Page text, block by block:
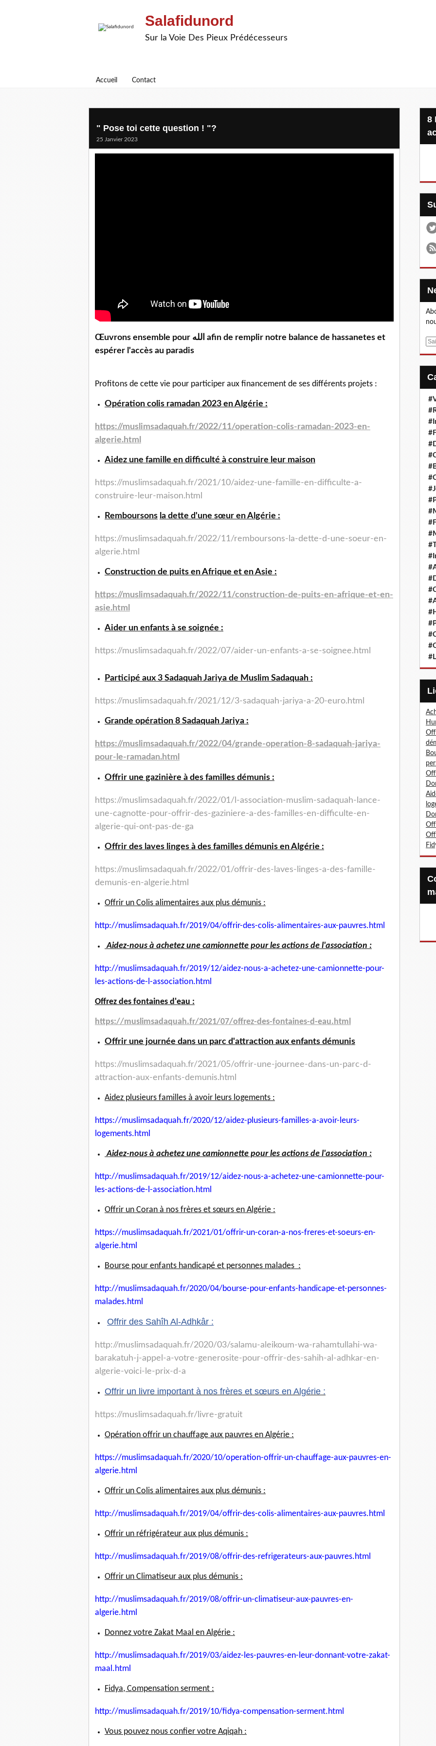
Salafidunord
Sur la Voie Des Pieux Prédécesseurs
Accueil Contact
" Pose toi cette question ! "?
25 Janvier 2023
Œuvrons ensemble pour الله afin de remplir notre balance de hassanetes et
espérer l'accès au paradis
Profitons de cette vie pour participer aux financement de ses différents projets :
Opération colis ramadan 2023 en Algérie :
https://muslimsadaquah.fr/2022/11/operation-colis-ramadan-2023-en-
algerie.html
Aidez une famille en difficulté à construire leur maison
https://muslimsadaquah.fr/2021/10/aidez-une-famille-en-difficulte-a-
construire-leur-maison.html
Remboursons la dette d'une sœur en Algérie :
https://muslimsadaquah.fr/2022/11/remboursons-la-dette-d-une-soeur-en-
algerie.html
Construction de puits en Afrique et en Asie :
https://muslimsadaquah.fr/2022/11/construction-de-puits-en-afrique-et-en-
asie.html
Aider un enfants à se soignée :
https://muslimsadaquah.fr/2022/07/aider-un-enfants-a-se-soignee.html
Participé aux 3 Sadaquah Jariya de Muslim Sadaquah :
https://muslimsadaquah.fr/2021/12/3-sadaquah-jariya-a-20-euro.html
Grande opération 8 Sadaquah Jariya :
https://muslimsadaquah.fr/2022/04/grande-operation-8-sadaquah-jariya-
pour-le-ramadan.html
Offrir une gazinière à des familles démunis :
https://muslimsadaquah.fr/2022/01/l-association-muslim-sadaquah-lance-
une-cagnotte-pour-offrir-des-gaziniere-a-des-familles-en-difficulte-en-
algerie-qui-ont-pas-de-ga
Offrir des laves linges à des familles démunis en Algérie :
https://muslimsadaquah.fr/2022/01/offrir-des-laves- linges-a-des-famille-
demunis-en-algerie.html
Offrir un Colis alimentaires aux plus démunis :
http://muslimsadaquah.fr/2019/04/offrir-des-colis-alimentaires-aux-pauvres.html
Aidez-nous à achetez une camionnette pour les actions de l'association :
http://muslimsadaquah.fr/2019/12/aidez-nous-a-achetez-une-camionnette-pour-
les-actions-de-l-association.html
Offrez des fontaines d'eau :
https://muslimsadaquah.fr/2021/07/offrez-des-fontaines-d-eau.html
Offrir une journée dans un parc d'attraction aux enfants démunis
https://muslimsadaquah.fr/2021/05/offrir-une-journee-dans-un-parc-d-
attraction-aux-enfants-demunis.html
Aidez plusieurs familles à avoir leurs logements :
https://muslimsadaquah.fr/2020/12/aidez-plusieurs-familles-a-avoir-leurs-
logements.html
Aidez-nous à achetez une camionnette pour les actions de l'association :
http://muslimsadaquah.fr/2019/12/aidez-nous-a-achetez-une-camionnette-pour-
les-actions-de-l-association.html
Offrir un Coran à nos frères et sœurs en Algérie :
https://muslimsadaquah.fr/2021/01/offrir-un-coran-a-nos-freres-et-soeurs-en-
algerie.html
Bourse pour enfants handicapé et personnes malades :
http://muslimsadaquah.fr/2020/04/bourse-pour-enfants-handicape-et-personnes-
malades.html
Offrir des Sahîh Al-Adhkâr :
http://muslimsadaquah.fr/2020/03/salamu-aleikoum-wa-rahamtullahi-wa-
barakatuh-j-appel-a-votre-generosite-pour-offrir-des-sahih-al-adhkar-en-
algerie-voici-le-prix-d-a
Offrir un livre important à nos frères et sœurs en Algérie :
https://muslimsadaquah.fr/ livre-gratuit
Opération offrir un chauffage aux pauvres en Algérie :
https://muslimsadaquah.fr/2020/10/operation-offrir-un-chauffage-aux-pauvres-en-
algerie.html
Offrir un Colis alimentaires aux plus démunis :
http://muslimsadaquah.fr/2019/04/offrir-des-colis-alimentaires-aux-pauvres.html
Offrir un réfrigérateur aux plus démunis :
http://muslimsadaquah.fr/2019/08/offrir-des-refrigerateurs-aux-pauvres.html
Offrir un Climatiseur aux plus démunis :
http://muslimsadaquah.fr/2019/08/offrir-un-climatiseur-aux-pauvres-en-
algerie.html
Donnez votre Zakat Maal en Algérie :
http://muslimsadaquah.fr/2019/03/aidez-les-pauvres-en-leur-donnant-votre-zakat-
maal.html
Fidya, Compensation serment :
http://muslimsadaquah.fr/2019/10/fidya-compensation-serment.html
Vous pouvez nous confier votre Aqiqah :
8 Projets, 20 €, une seule
E
Confiez-nous votre Zakat-al-